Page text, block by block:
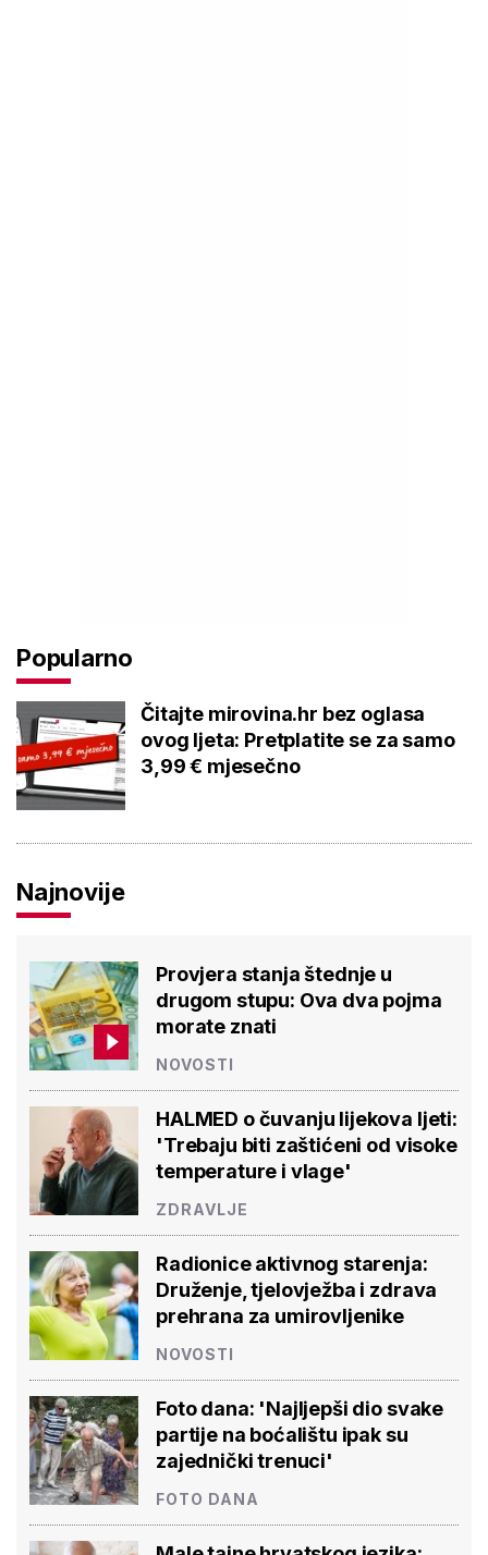
Popularno
Čitajte mirovina.hr bez oglasa
ovog ljeta: Pretplatite se za samo
3,99 € mjesečno
Najnovije
Provjera stanja štednje u
drugom stupu: Ova dva pojma
morate znati
NOVOSTI
HALMED o čuvanju lijekova ljeti:
'Trebaju biti zaštićeni od visoke
temperature i vlage'
ZDRAVLJE
Radionice aktivnog starenja:
Druženje, tjelovježba i zdrava
prehrana za umirovljenike
NOVOSTI
Foto dana: 'Najljepši dio svake
partije na boćalištu ipak su
zajednički trenuci'
FOTO DANA